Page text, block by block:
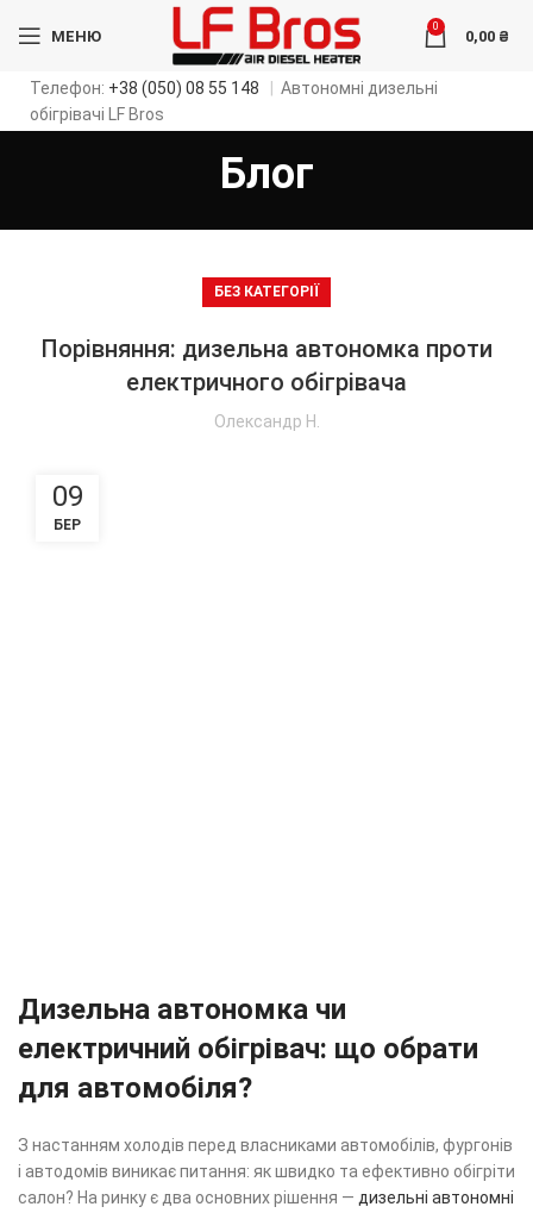
МЕНЮ
0
0,00 ₴
Телефон: +38 (050) 08 55 148
Автономні дизельні
обігрівачі LF Bros
Блог
БЕЗ КАТЕГОРІЇ
Порівняння: дизельна автономка проти
електричного обігрівача
Олександр Н.
09
БЕР
Дизельна автономка чи
електричний обігрівач: що обрати
для автомобіля?
З настанням холодів перед власниками автомобілів, фургонів
і автодомів виникає питання: як швидко та ефективно обігріти
салон? На ринку є два основних рішення — дизельні автономні